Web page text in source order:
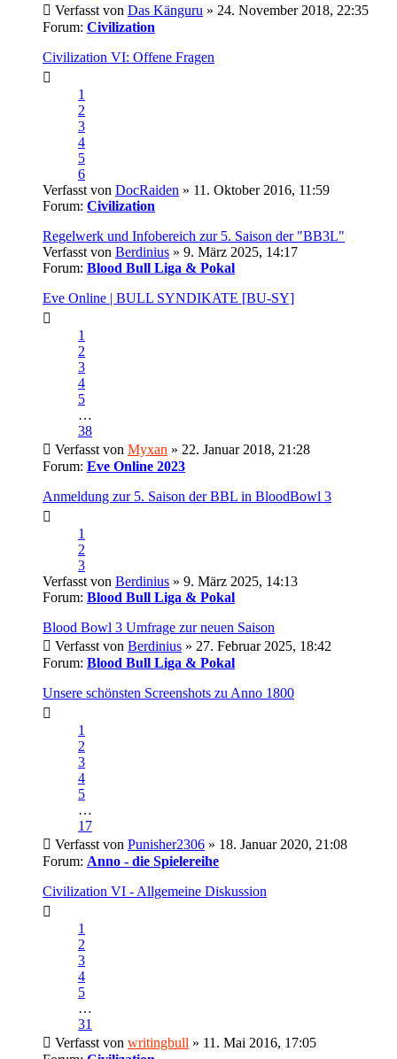
Verfasst von Das Känguru » 24. November 2018, 22:35
Forum: Civilization
Civilization VI: Offene Fragen
1
2
3
4
5
6
Verfasst von DocRaiden » 11. Oktober 2016, 11:59
Forum: Civilization
Regelwerk und Infobereich zur 5. Saison der "BB3L"
Verfasst von Berdinius » 9. März 2025, 14:17
Forum: Blood Bull Liga & Pokal
Eve Online | BULL SYNDIKATE [BU-SY]
1
2
3
4
5
…
38
Verfasst von Myxan » 22. Januar 2018, 21:28
Forum: Eve Online 2023
Anmeldung zur 5. Saison der BBL in BloodBowl 3
1
2
3
Verfasst von Berdinius » 9. März 2025, 14:13
Forum: Blood Bull Liga & Pokal
Blood Bowl 3 Umfrage zur neuen Saison
Verfasst von Berdinius » 27. Februar 2025, 18:42
Forum: Blood Bull Liga & Pokal
Unsere schönsten Screenshots zu Anno 1800
1
2
3
4
5
…
17
Verfasst von Punisher2306 » 18. Januar 2020, 21:08
Forum: Anno - die Spielereihe
Civilization VI - Allgemeine Diskussion
1
2
3
4
5
…
31
Verfasst von writingbull » 11. Mai 2016, 17:05